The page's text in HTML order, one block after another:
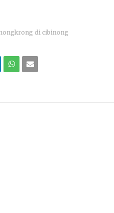
di cibinong